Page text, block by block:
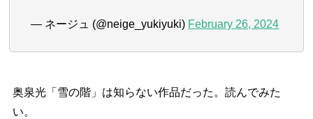
— ネージュ (@neige_yukiyuki) February 26, 2024
奥泉光「雪の階」は知らない作品だった。読んでみた
い。